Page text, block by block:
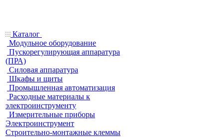
Каталог
Модульное оборудование
Пускорегулирующая аппаратура
(ПРА)
Силовая аппаратура
Шкафы и щиты
Промышленная автоматизация
Расходные материалы к
электроинструменту
Измерительные приборы
Электроинструмент
Строительно-монтажные клеммы